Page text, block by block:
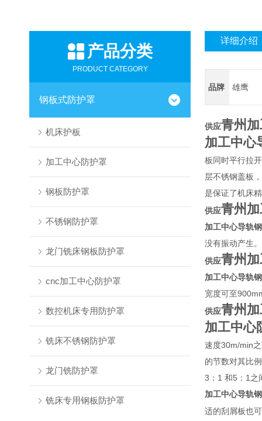
产品分类
PRODUCT CATEGORY
钢板式防护罩
机床护板
加工中心防护罩
钢板防护罩
不锈钢防护罩
龙门铣床钢板防护罩
cnc加工中心防护罩
数控机床专用防护罩
铣床不锈钢防护罩
龙门铣防护罩
铣床专用钢板防护罩
详细介绍
品牌 雄鹰
供应青州
加工中心
板同时平行拉
层不锈钢盖板
是保证了机床
供应青州
加工中心导轨
没有振动产生。
供应青州
加工中心导轨
宽度可至
供应青州
加工中心
速度30m/min
的节数对其比
3：1 和5：1之
加工中心导轨
适的刮屑板也